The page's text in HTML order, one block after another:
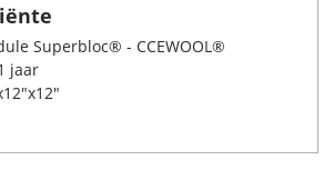
Superbloc® - CCEWOOL®
jaar